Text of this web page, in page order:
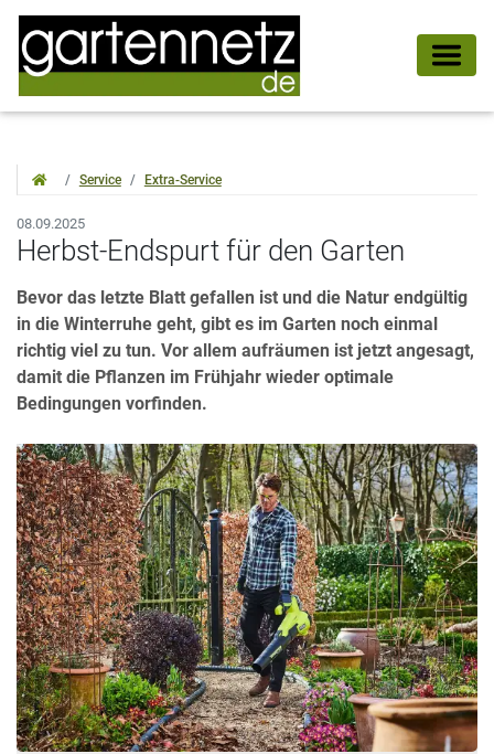
Service Extra-Service
08.09.2025
Herbst-Endspurt für den Garten
Bevor das letzte Blatt gefallen ist und die Natur endgültig
in die Winterruhe geht, gibt es im Garten noch einmal
richtig viel zu tun. Vor allem aufräumen ist jetzt angesagt,
damit die Pflanzen im Frühjahr wieder optimale
Bedingungen vorfinden.